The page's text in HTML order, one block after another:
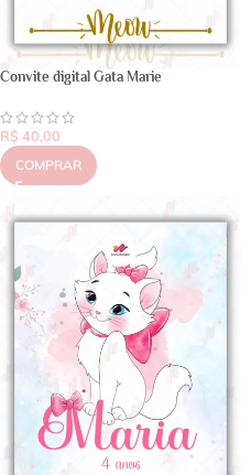
Convite digital Gata Marie
R$ 40,00
COMPRAR